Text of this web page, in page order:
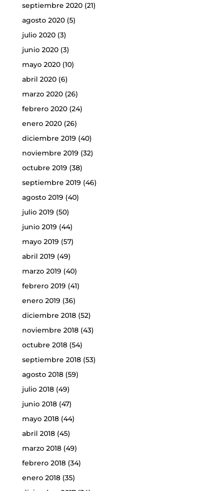
septiembre 2020(21)
agosto 2020(5)
julio 2020(3)
junio 2020(3)
mayo 2020(10)
abril 2020(6)
marzo 2020(26)
febrero 2020(24)
enero 2020(26)
diciembre 2019 (40)
noviembre 2019 (32)
octubre 2019 (38)
septiembre 2019 (46)
agosto 2019 (40)
julio 2019 (50)
junio 2019 (44)
mayo 2019 (57)
abril 2019 (49)
marzo 2019 (40)
febrero 2019 (41)
enero 2019 (36)
diciembre 2018(52)
noviembre 2018(43)
octubre 2018(54)
septiembre 2018(53)
agosto 2018(59)
julio 2018(49)
junio 2018(47)
mayo 2018(44)
abril 2018(45)
marzo 2018(49)
febrero 2018(34)
enero 2018(35)